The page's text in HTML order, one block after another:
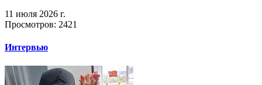
11 июля 2026 г.
Просмотров: 2421
Интервью